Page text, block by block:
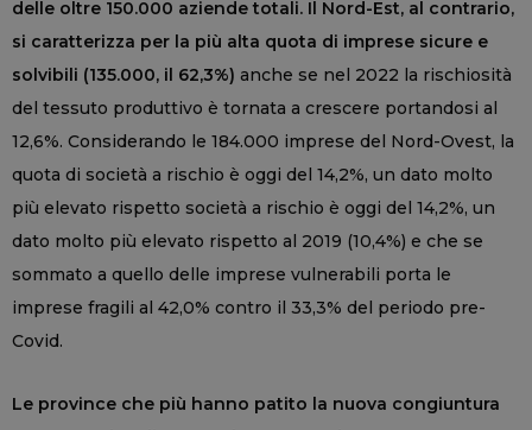
delle oltre 150.000 aziende totali. Il Nord-Est, al contrario,
si caratterizza per la più alta quota di imprese sicure e
solvibili (135.000, il 62,3%) anche se nel 2022 la rischiosità
del tessuto produttivo è tornata a crescere portandosi al
12,6%. Considerando le 184.000 imprese del Nord-Ovest, la
quota di società a rischio è oggi del 14,2%, un dato molto
più elevato rispetto società a rischio è oggi del 14,2%, un
dato molto più elevato rispetto al 2019 (10,4%) e che se
sommato a quello delle imprese vulnerabili porta le
imprese fragili al 42,0% contro il 33,3% del periodo pre-
Covid.
Le province che più hanno patito la nuova congiuntura